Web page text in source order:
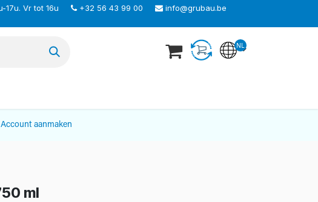
17u. Vr tot 16u +32 56 43 99 00
info@grubau.be
NL
Account aanmaken
ml